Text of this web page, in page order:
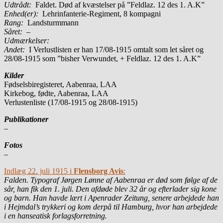
Udtrådt: Faldet. Død af kvæstelser på ”Feldlaz. 12 des 1. A.K”
Enhed(er): Lehrinfanterie-Regiment, 8 kompagni
Rang: Landsturmmann
Såret: –
Udmærkelser:
Andet: I Verlustlisten er han 17/08-1915 omtalt som let såret og
28/08-1915 som ”bisher Verwundet, + Feldlaz. 12 des 1. A.K”
Kilder
Fødselsbiregisteret, Aabenraa, LAA
Kirkebog, fødte, Aabenraa, LAA
Verlustenliste (17/08-1915 og 28/08-1915)
Publikationer
–
Fotos
–
Indlæg 22. juli 1915 i Flensborg Avis:
Falden. Typograf Jørgen Lønne af Aabenraa er død som følge af de
sår, han fik den 1. juli. Den afdøde blev 32 år og efterlader sig kone
og barn. Han havde lært i Apenrader Zeitung, senere arbejdede han
i Hejmdal’s trykkeri og kom derpå til Hamburg, hvor han arbejdede
i en hanseatisk forlagsforretning.